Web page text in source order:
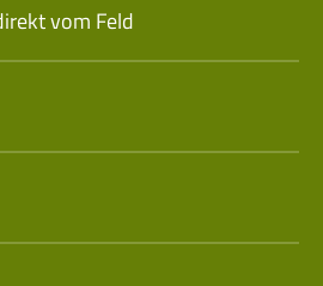
vom Feld